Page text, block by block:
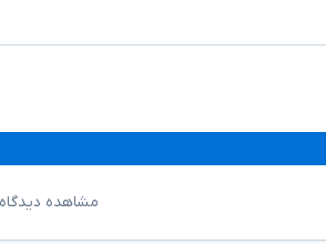
مشاهده